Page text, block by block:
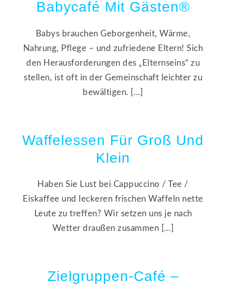
Babycafé Mit Gästen®
Babys brauchen Geborgenheit, Wärme,
Nahrung, Pflege – und zufriedene Eltern! Sich
den Herausforderungen des „Elternseins“ zu
stellen, ist oft in der Gemeinschaft leichter zu
bewältigen. […]
Waffelessen Für Groß Und
Klein
Haben Sie Lust bei Cappuccino / Tee /
Eiskaffee und leckeren frischen Waffeln nette
Leute zu treffen? Wir setzen uns je nach
Wetter draußen zusammen […]
Zielgruppen-Café –